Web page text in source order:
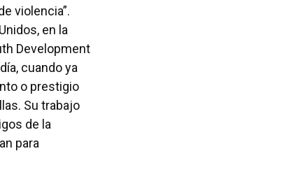
violencia”.
en la
Development
cuando ya
o prestigio
Su trabajo
de la
para